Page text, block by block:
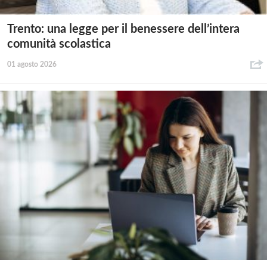
Trento: una legge per il benessere dell’intera
comunità scolastica
01 agosto 2026